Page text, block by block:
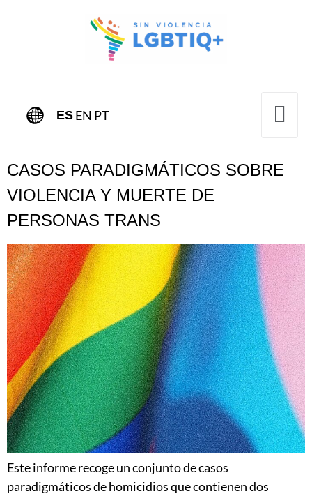
ES EN PT
CASOS PARADIGMÁTICOS SOBRE
VIOLENCIA Y MUERTE DE
PERSONAS TRANS
Este informe recoge un conjunto de casos
paradigmáticos de homicidios que contienen dos